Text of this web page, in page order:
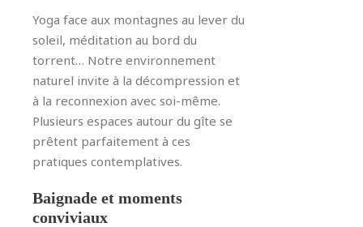
Yoga face aux montagnes au lever du
soleil, méditation au bord du
torrent… Notre environnement
naturel invite à la décompression et
à la reconnexion avec soi-même.
Plusieurs espaces autour du gîte se
prêtent parfaitement à ces
pratiques contemplatives.
Baignade et moments
conviviaux